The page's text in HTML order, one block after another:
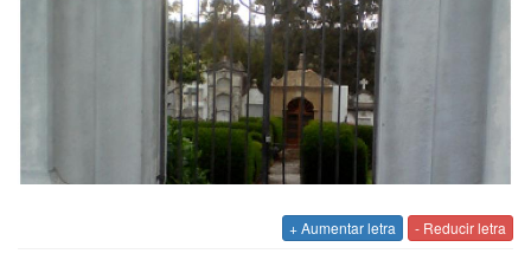
+ Aumentar letra - Reducir letra